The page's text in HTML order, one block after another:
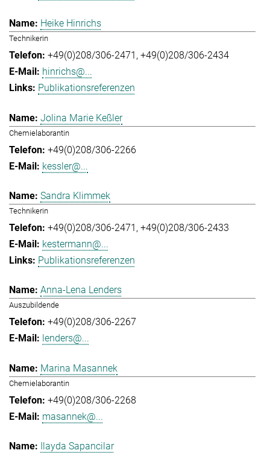
Heike Hinrichs
Technikerin
+49(0)208/306-2471 +49(0)208/306-2434
hinrichs@...
Publikationsreferenzen
Jolina Marie Keßler
Chemielaborantin
+49(0)208/306-2266
kessler@...
Sandra Klimmek
Technikerin
+49(0)208/306-2471 +49(0)208/306-2433
kestermann@...
Publikationsreferenzen
Anna-Lena Lenders
Auszubildende
+49(0)208/306-2267
lenders@...
Marina Masannek
Chemielaborantin
+49(0)208/306-2268
masannek@...
Ilayda Sapancilar